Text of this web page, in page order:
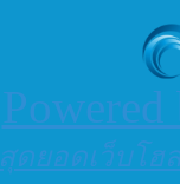
สุดยอดเว็บโ